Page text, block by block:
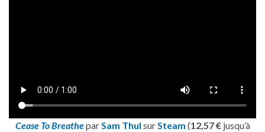
Cease To BreatheparSam Thul surSteam (12,57 €jusqu’à